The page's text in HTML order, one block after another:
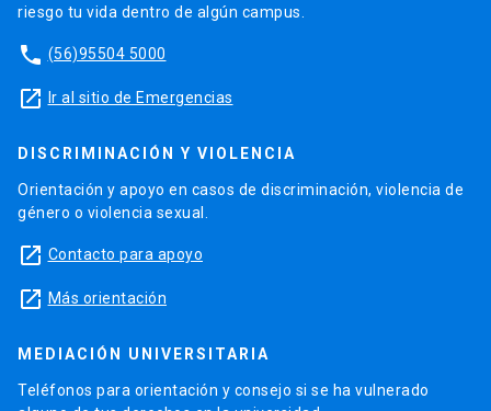
riesgo tu vida dentro de algún campus.
phone (56)95504 5000
launch Ir al sitio de Emergencias
DISCRIMINACIÓN Y VIOLENCIA
Orientación y apoyo en casos de discriminación, violencia de
género o violencia sexual.
launch Contacto para apoyo
launch Más orientación
MEDIACIÓN UNIVERSITARIA
Teléfonos para orientación y consejo si se ha vulnerado